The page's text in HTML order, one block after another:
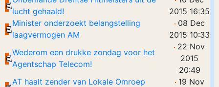
lucht gehaald!
2015 16:35
Minister onderzoekt belangstelling
laagvermogen AM
08 Dec
2015 10:33
Wederom een drukke zondag voor het
Agentschap Telecom!
22 Nov
2015
20:49
AT haalt zender van Lokale Omroep
19 Nov